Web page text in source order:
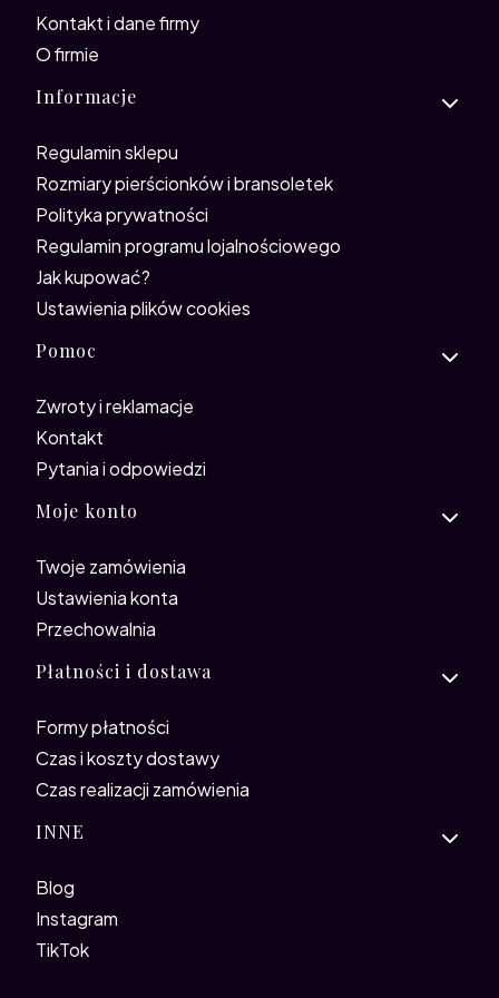
Kontakt i dane firmy
O firmie
Informacje
Regulamin sklepu
Rozmiary pierścionków i bransoletek
Polityka prywatności
Regulamin programu lojalnościowego
Jak kupować?
Ustawienia plików cookies
Pomoc
Zwroty i reklamacje
Kontakt
Pytania i odpowiedzi
Moje konto
Twoje zamówienia
Ustawienia konta
Przechowalnia
Płatności i dostawa
Formy płatności
Czas i koszty dostawy
Czas realizacji zamówienia
INNE
Blog
Instagram
TikTok